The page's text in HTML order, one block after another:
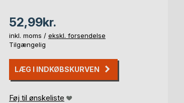
52,99kr.
inkl. moms / ekskl. forsendelse
Tilgængelig
LÆG I INDKØBSKURVEN
Føj til ønskeliste